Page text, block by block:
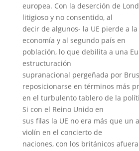
europea. Con la deserción de
litigioso y no consentido, al
decir de algunos- la UE pierde a
economía y al segundo país en
población, lo que debilita a una
estructuración
supranacional pergeñada por
reposicionarse en términos más
en el turbulento tablero de la
Si con el Reino Unido en
sus filas la UE no era más que un
violín en el concierto de
naciones, con los británicos